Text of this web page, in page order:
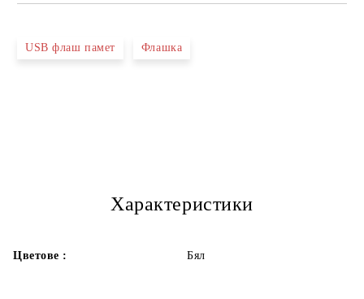
USB флаш памет Флашка
Характеристики
Цветове : Бял